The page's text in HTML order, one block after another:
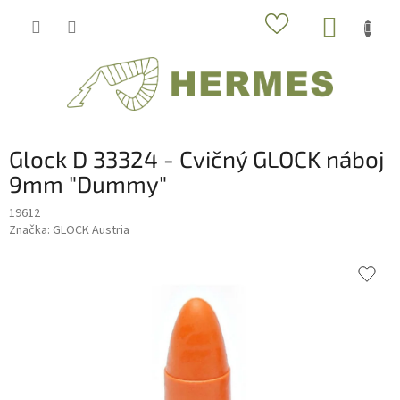
Glock D 33324 - Cvičný GLOCK náboj
9mm "Dummy"
19612
Značka: GLOCK Austria